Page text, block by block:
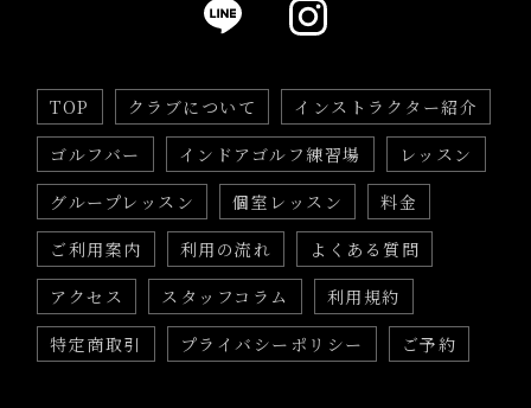
TOP クラブについて
インストラクター紹介
ゴルフバー
インドアゴルフ練習場
レッスン
グループレッスン
個室レッスン
料金
ご利用案内
利用の流れ
よくある質問
アクセス
スタッフコラム
利用規約
特定商取引
プライバシーポリシー ご予約